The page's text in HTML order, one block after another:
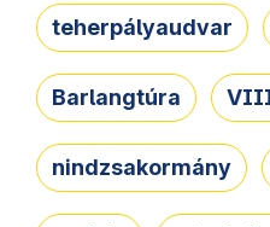
teherpályaudvar
Barlangtúra
nindzsakormány